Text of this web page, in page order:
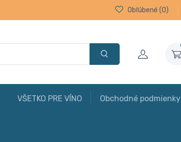
Obľúbené (0)
VŠETKO PRE VÍNO Obchodné podmienky